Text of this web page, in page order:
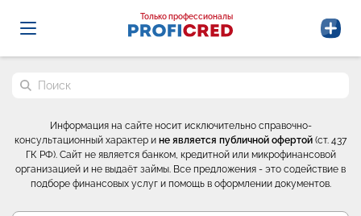
Probrokery - Только профессионалы
Только профессионалы
Поиск по сайту
Информация на сайте носит исключительно справочно-
консультационный характер и не является публичной офертой (ст. 437
ГК РФ). Сайт не является банком, кредитной или микрофинансовой
организацией и не выдаёт займы. Все предложения - это содействие в
подборе финансовых услуг и помощь в оформлении документов.